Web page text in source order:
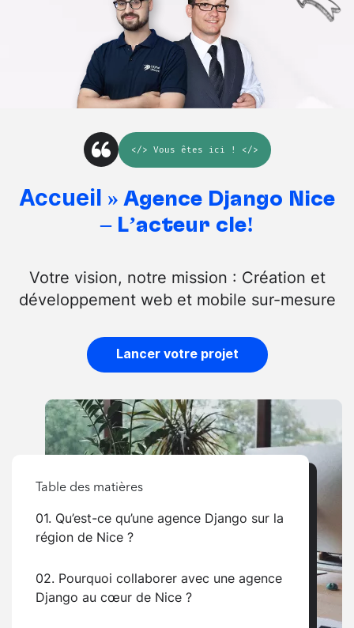
</> Vous êtes ici ! </>
Accueil » Agence Django Nice
– L’acteur clé!
Votre vision, notre mission : Création et
développement web et mobile sur-mesure
Lancer votre projet
Table des matières
01. Qu’est-ce qu’une agence Django sur la
région de Nice ?
02. Pourquoi collaborer avec une agence
Django au cœur de Nice ?